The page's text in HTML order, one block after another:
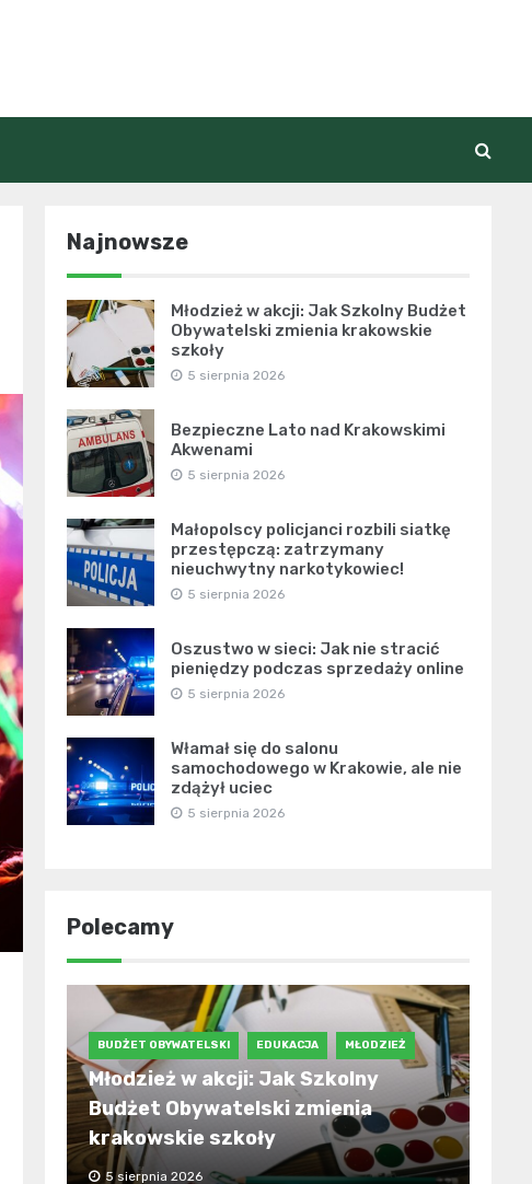
Najnowsze
Młodzież w akcji: Jak Szkolny Budżet
Obywatelski zmienia krakowskie
szkoły
5 sierpnia 2026
Bezpieczne Lato nad Krakowskimi
Akwenami
5 sierpnia 2026
Małopolscy policjanci rozbili siatkę
przestępczą: zatrzymany
nieuchwytny narkotykowiec!
5 sierpnia 2026
Oszustwo w sieci: Jak nie stracić
pieniędzy podczas sprzedaży online
5 sierpnia 2026
Włamał się do salonu
samochodowego w Krakowie, ale nie
zdążył uciec
5 sierpnia 2026
Polecamy
BUDŻET OBYWATELSKI EDUKACJA MŁODZIEŻ
Młodzież w akcji: Jak Szkolny
Budżet Obywatelski zmienia
krakowskie szkoły
5 sierpnia 2026